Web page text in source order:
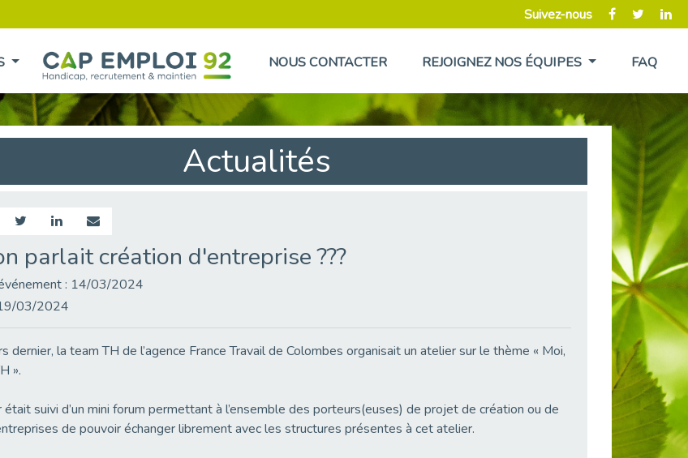
Suivez-nous
NOUS CONTACTER REJOIGNEZ NOS ÉQUIPES FAQ
Actualités
parlait création d'entreprise ???
: 14/03/2024
03/2024
dernier, la team TH de l’agence France Travail de Colombes organisait un atelier sur le thème « Moi,
».
suivi d’un mini forum permettant à l’ensemble des porteurs(euses) de projet de création ou de
de pouvoir échanger librement avec les structures présentes à cet atelier.